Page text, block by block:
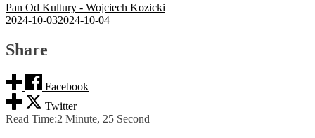
Pan Od Kultury - Wojciech Kozicki
2024-10-032024-10-04
Share
Facebook
Twitter
Read Time:2 Minute, 25 Second